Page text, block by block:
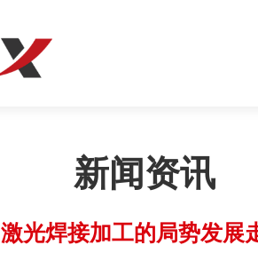
新闻资讯
激光焊接加工的局势发展